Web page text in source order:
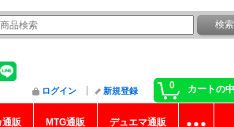
0 カートの
ログイン 新規登録
通販 MTG通販 デュエマ通販